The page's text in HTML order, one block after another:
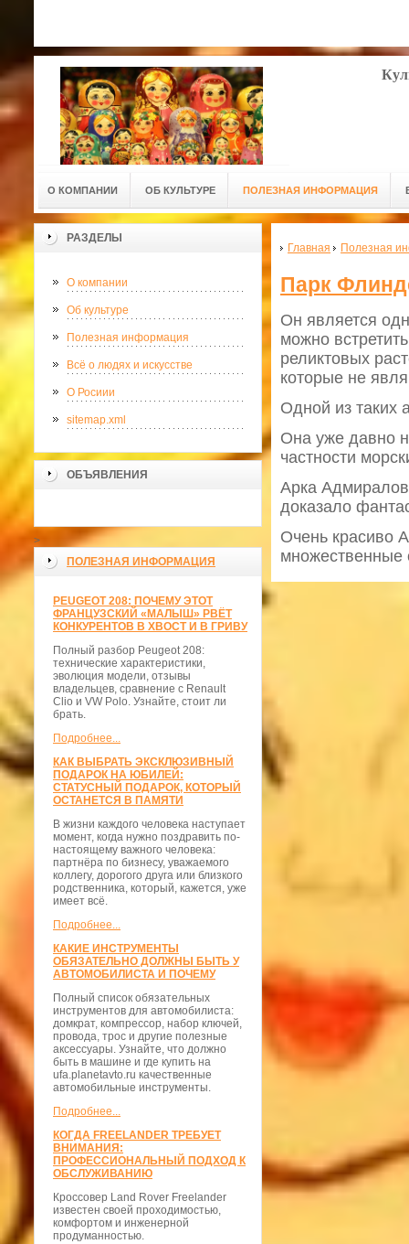
О КОМПАНИИ ОБ КУЛЬТУРЕ ПОЛЕЗНАЯ ИНФОРМАЦИЯ
РАЗДЕЛЫ
О компании
Об культуре
Полезная информация
Всё о людях и искусстве
О Росиии
sitemap.xml
ОБЪЯВЛЕНИЯ
>
ПОЛЕЗНАЯ ИНФОРМАЦИЯ
PEUGEOT 208: ПОЧЕМУ ЭТОТ
ФРАНЦУЗСКИЙ «МАЛЫШ» РВЁТ
КОНКУРЕНТОВ В ХВОСТ И В ГРИВУ
Полный разбор Peugeot 208:
технические характеристики,
эволюция модели, отзывы
владельцев, сравнение с Renault
Clio и VW Polo. Узнайте, стоит ли
брать.
Подробнее...
КАК ВЫБРАТЬ ЭКСКЛЮЗИВНЫЙ
ПОДАРОК НА ЮБИЛЕЙ:
СТАТУСНЫЙ ПОДАРОК, КОТОРЫЙ
ОСТАНЕТСЯ В ПАМЯТИ
В жизни каждого человека наступает
момент, когда нужно поздравить по-
настоящему важного человека:
партнёра по бизнесу, уважаемого
коллегу, дорогого друга или близкого
родственника, который, кажется, уже
имеет всё.
Подробнее...
КАКИЕ ИНСТРУМЕНТЫ
ОБЯЗАТЕЛЬНО ДОЛЖНЫ БЫТЬ У
АВТОМОБИЛИСТА И ПОЧЕМУ
Полный список обязательных
инструментов для автомобилиста:
домкрат, компрессор, набор ключей,
провода, трос и другие полезные
аксессуары. Узнайте, что должно
быть в машине и где купить на
ufa.planetavto.ru качественные
автомобильные инструменты.
Подробнее...
КОГДА FREELANDER ТРЕБУЕТ
ВНИМАНИЯ:
ПРОФЕССИОНАЛЬНЫЙ ПОДХОД К
ОБСЛУЖИВАНИЮ
Кроссовер Land Rover Freelander
известен своей проходимостью,
комфортом и инженерной
продуманностью.
Главная Полезная
Парк
Он является
можно
реликтовых
которые не
Одной из таких
Она уже давно
частности
Арка
доказало
Очень красиво
множественные